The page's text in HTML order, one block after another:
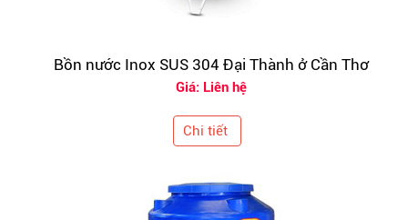
Bồn nước Inox SUS 304 Đại Thành ở Cần Thơ
Giá: Liên hệ
Chi tiết